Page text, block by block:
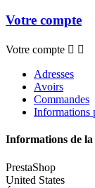
Votre compte
Votre compte  
Adresses
Avoirs
Commandes
Informations
Informations de
PrestaShop
United States